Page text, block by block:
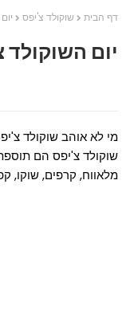
דף הבית שוקולד צ'יפס
יום השוקולד
מי לא אוהב שוקולד
שוקולד צ'יפס הם תוספת
מלאווח, קרפים, שוקו,